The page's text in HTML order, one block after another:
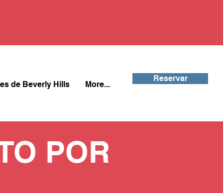
de Beverly Hills More...
Reservar
POR